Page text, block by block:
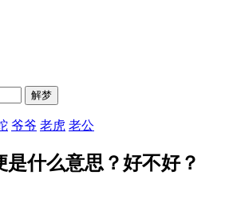
爷爷 老虎 老公
什么意思？好不好？